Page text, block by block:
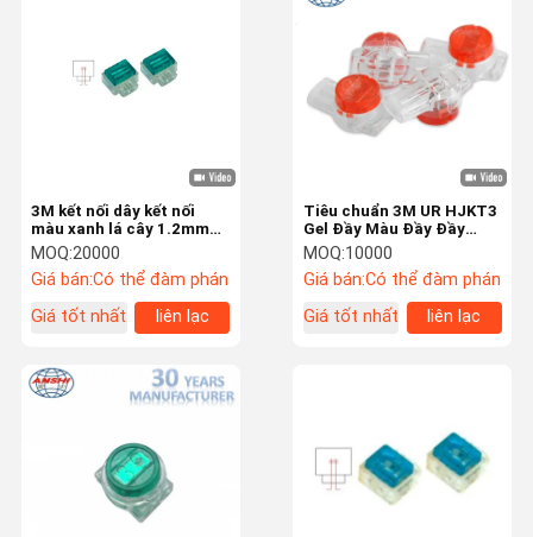
Các Sản
Tham Quan
Kiểm Soát
Liên Hệ
Các Trường
Yêu Cầu Báo
Giá
Tiêu chuẩn 3M UR HJKT3
Gel Đầy Màu Đầy Đầy
Điện Thoại Kết nối dây
nối
MOQ:10000
Giá bán:Có thể đàm phán
Giá tốt nhất
liên lạc
3M kết nối dây kết nối
màu xanh lá cây 1.2mm
khóa kết nối chung 7
MOQ:20000
Giá bán:Có thể đàm phán
Giá tốt nhất
liên lạc